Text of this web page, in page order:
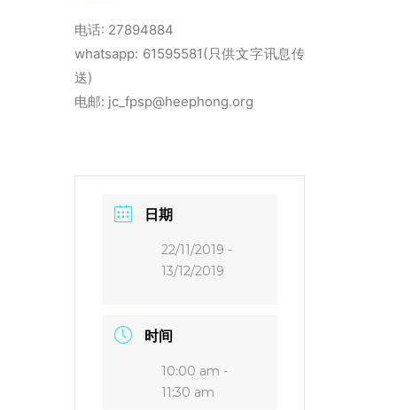
电话: 27894884
whatsapp: 61595581(只供文字讯息传
送)
电邮: jc_fpsp@heephong.org
日期
22/11/2019 -
13/12/2019
时间
10:00 am -
11:30 am